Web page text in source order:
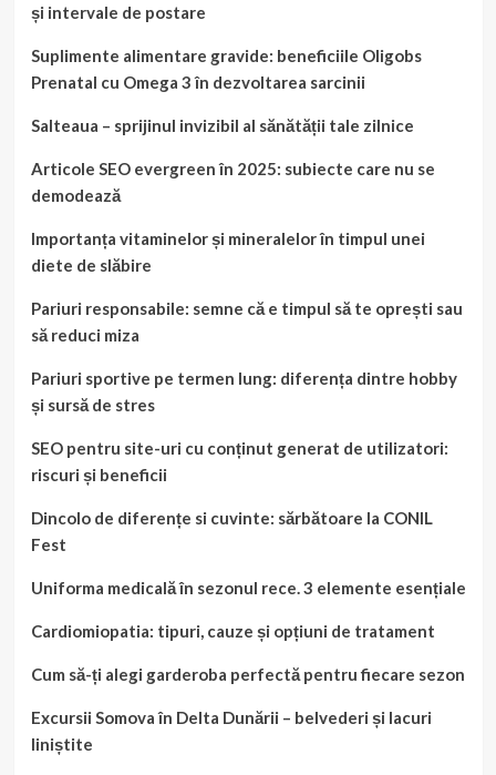
și intervale de postare
Suplimente alimentare gravide: beneficiile Oligobs
Prenatal cu Omega 3 în dezvoltarea sarcinii
Salteaua – sprijinul invizibil al sănătății tale zilnice
Articole SEO evergreen în 2025: subiecte care nu se
demodează
Importanța vitaminelor și mineralelor în timpul unei
diete de slăbire
Pariuri responsabile: semne că e timpul să te oprești sau
să reduci miza
Pariuri sportive pe termen lung: diferența dintre hobby
și sursă de stres
SEO pentru site-uri cu conținut generat de utilizatori:
riscuri și beneficii
Dincolo de diferențe si cuvinte: sărbătoare la CONIL
Fest
Uniforma medicală în sezonul rece. 3 elemente esențiale
Cardiomiopatia: tipuri, cauze și opțiuni de tratament
Cum să-ți alegi garderoba perfectă pentru fiecare sezon
Excursii Somova în Delta Dunării – belvederi și lacuri
liniștite